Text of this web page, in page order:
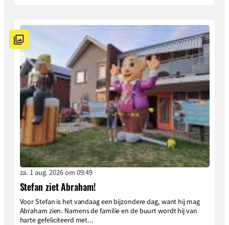
za. 1 aug. 2026 om 09:49
Stefan ziet Abraham!
Voor Stefan is het vandaag een bijzondere dag, want hij mag
Abraham zien. Namens de familie en de buurt wordt hij van
harte gefeliciteerd met...